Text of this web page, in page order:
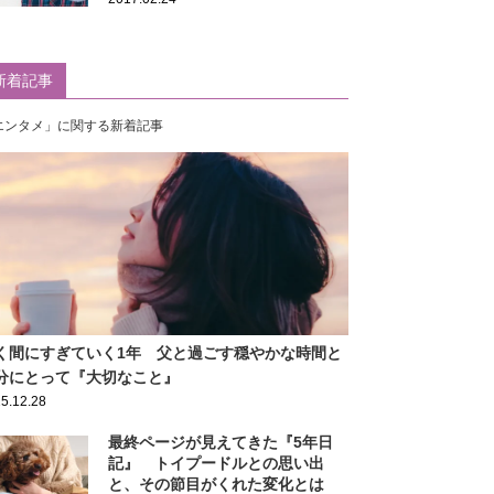
着記事
ンタメ」に関する新着記事
間にすぎていく1年 父と過ごす穏やかな時間と
にとって『大切なこと』
最終ページが見えてきた『5年日
記』 トイプードルとの思い出
と、その節目がくれた変化とは